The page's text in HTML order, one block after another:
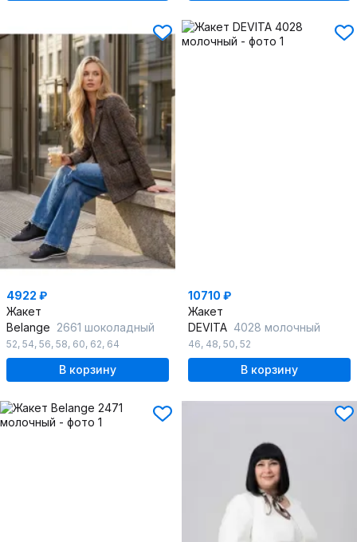
4922 ₽
Жакет
Belange 2661 шоколадный
52, 54, 56, 58, 60, 62, 64
В корзину
10710 ₽
Жакет
DEVITA 4028 молочный
46, 48, 50, 52
В корзину